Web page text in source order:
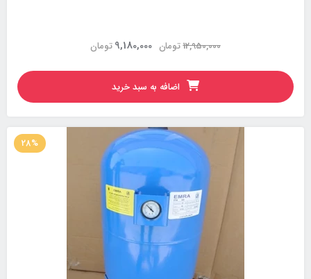
تومان12,950,000 تومان9,180,000
اضافه به سبد خرید
28%